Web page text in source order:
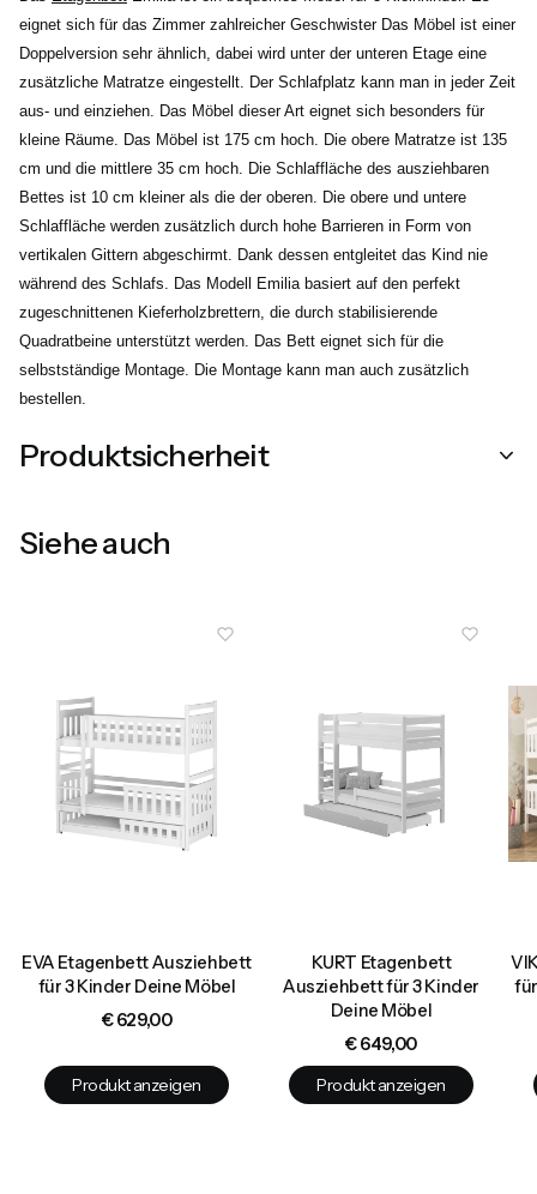
eignet sich für das Zimmer zahlreicher Geschwister Das Möbel ist einer
Doppelversion sehr ähnlich, dabei wird unter der unteren Etage eine
zusätzliche Matratze eingestellt. Der Schlafplatz kann man in jeder Zeit
aus- und einziehen. Das Möbel dieser Art eignet sich besonders für
kleine Räume. Das Möbel ist 175 cm hoch. Die obere Matratze ist 135
cm und die mittlere 35 cm hoch. Die Schlaffläche des ausziehbaren
Bettes ist 10 cm kleiner als die der oberen. Die obere und untere
Schlaffläche werden zusätzlich durch hohe Barrieren in Form von
vertikalen Gittern abgeschirmt. Dank dessen entgleitet das Kind nie
während des Schlafs. Das Modell Emilia basiert auf den perfekt
zugeschnittenen Kieferholzbrettern, die durch stabilisierende
Quadratbeine unterstützt werden. Das Bett eignet sich für die
selbstständige Montage. Die Montage kann man auch zusätzlich
bestellen.
Produktsicherheit
Siehe auch
EVA Etagenbett Ausziehbett
für 3 Kinder Deine Möbel
Preis
€ 629,00
Produkt anzeigen
KURT Etagenbett
Ausziehbett für 3 Kinder
Deine Möbel
Preis
€ 649,00
Produkt anzeigen